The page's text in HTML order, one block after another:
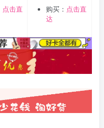
点击直
购买： 点击直
达